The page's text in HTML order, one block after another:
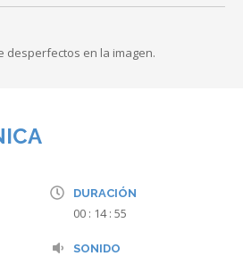
desperfectos en la imagen.
DURACIÓN
00 : 14 : 55
SONIDO